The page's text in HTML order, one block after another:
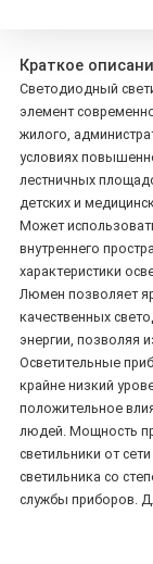
Краткое
Светодиодный
элемент
жилого,
условиях
лестничных
детских и
Может
внутреннего
характеристики
Люмен позволяет
качественных
энергии, позволяя
Осветительные
крайне низкий
положительное
людей. Мощность
светильники от
светильника со
службы приборов.